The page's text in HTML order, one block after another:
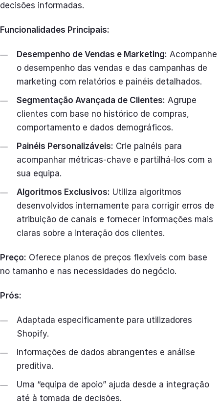
decisões informadas.
Funcionalidades Principais:
Desempenho de Vendas e Marketing: Acompanhe
o desempenho das vendas e das campanhas de
marketing com relatórios e painéis detalhados.
Segmentação Avançada de Clientes: Agrupe
clientes com base no histórico de compras,
comportamento e dados demográficos.
Painéis Personalizáveis: Crie painéis para
acompanhar métricas-chave e partilhá-los com a
sua equipa.
Algoritmos Exclusivos: Utiliza algoritmos
desenvolvidos internamente para corrigir erros de
atribuição de canais e fornecer informações mais
claras sobre a interação dos clientes.
Preço: Oferece planos de preços flexíveis com base
no tamanho e nas necessidades do negócio.
Prós:
Adaptada especificamente para utilizadores
Shopify.
Informações de dados abrangentes e análise
preditiva.
Uma “equipa de apoio” ajuda desde a integração
até à tomada de decisões.